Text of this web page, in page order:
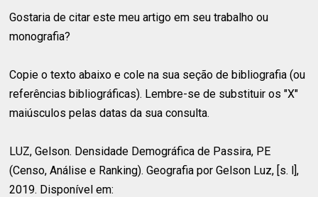
Gostaria de citar este meu artigo em seu trabalho ou
monografia?
Copie o texto abaixo e cole na sua seção de bibliografia (ou
referências bibliográficas). Lembre-se de substituir os "X"
maiúsculos pelas datas da sua consulta.
LUZ, Gelson. Densidade Demográfica de Passira, PE
(Censo, Análise e Ranking). Geografia por Gelson Luz, [s. l],
2019. Disponível em: